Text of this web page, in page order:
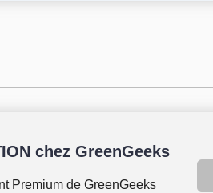
chez GreenGeeks
Premium de GreenGeeks